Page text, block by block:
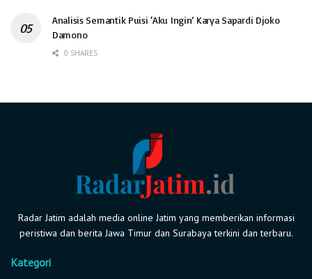
Analisis Semantik Puisi ‘Aku Ingin’ Karya Sapardi Djoko
Damono
0 SHARES
Radar Jatim adalah media online Jatim yang memberikan informasi
peristiwa dan berita Jawa Timur dan Surabaya terkini dan terbaru.
Kategori